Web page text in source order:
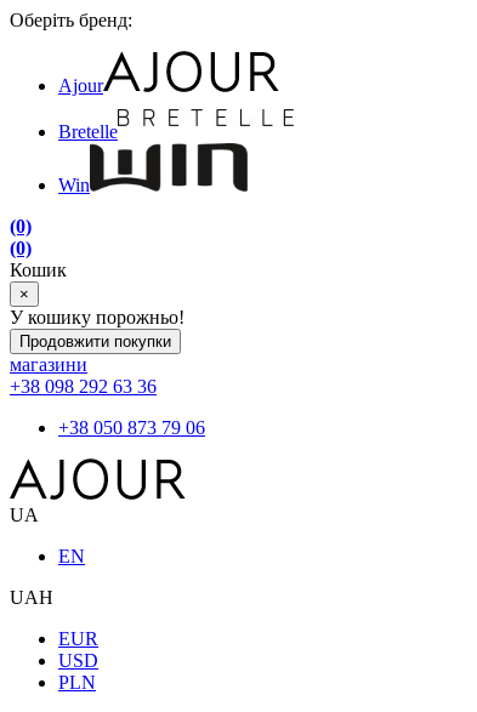
Оберіть бренд:
Ajour
Bretelle
Win
(0)
(0)
Кошик
×
У кошику порожньо!
Продовжити покупки
магазини
+38 098 292 63 36
+38 050 873 79 06
UA
EN
UAH
EUR
USD
PLN